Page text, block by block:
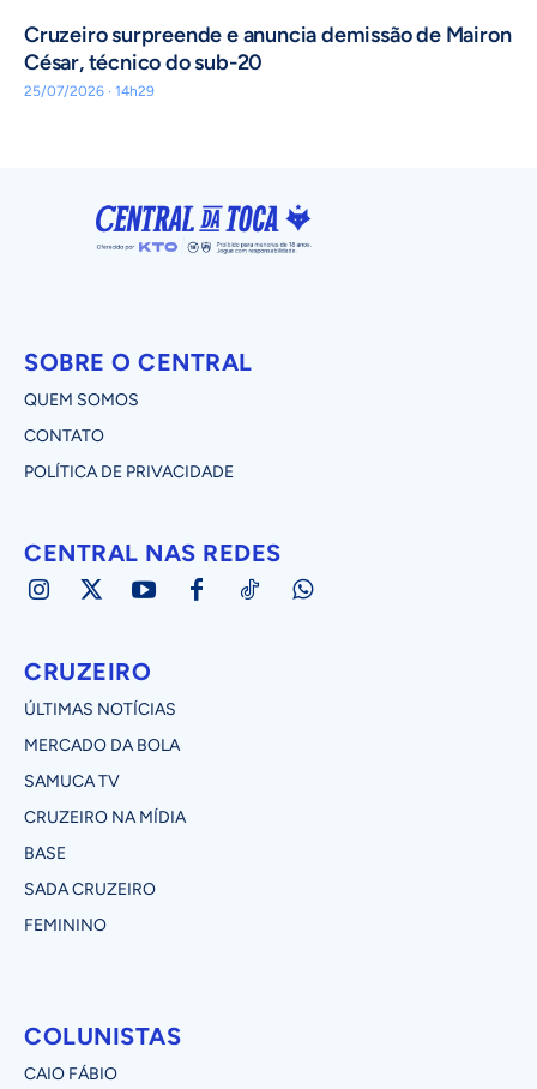
Cruzeiro surpreende e anuncia demissão de Mairon
César, técnico do sub-20
25/07/2026 · 14h29
SOBRE O CENTRAL
QUEM SOMOS
CONTATO
POLÍTICA DE PRIVACIDADE
CENTRAL NAS REDES
CRUZEIRO
ÚLTIMAS NOTÍCIAS
MERCADO DA BOLA
SAMUCA TV
CRUZEIRO NA MÍDIA
BASE
SADA CRUZEIRO
FEMININO
COLUNISTAS
CAIO FÁBIO